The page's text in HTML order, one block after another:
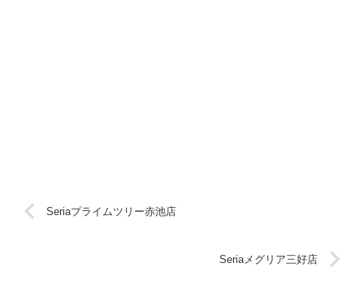
Seriaプライムツリー赤池店
Seriaメグリア三好店